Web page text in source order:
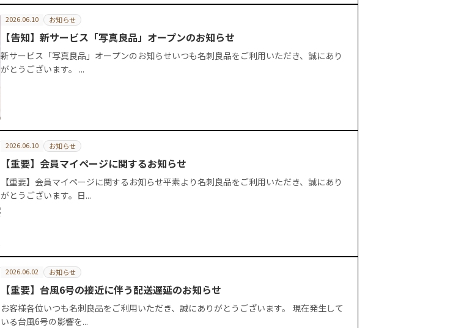
2026.06.10 お知らせ
【告知】新サービス「写真良品」オープンのお知らせ
新サービス「写真良品」オープンのお知らせいつも名刺良品をご利用いただき、誠にあり
がとうございます。 ...
2026.06.10 お知らせ
【重要】会員マイページに関するお知らせ
【重要】会員マイページに関するお知らせ平素より名刺良品をご利用いただき、誠にあり
がとうございます。日...
2026.06.02 お知らせ
【重要】台風6号の接近に伴う配送遅延のお知らせ
お客様各位いつも名刺良品をご利用いただき、誠にありがとうございます。 現在発生して
いる台風6号の影響を...